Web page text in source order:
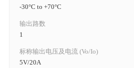
-30°C to +70°C
输出路数
1
标称输出电压及电流 (Vo/Io)
5V/20A